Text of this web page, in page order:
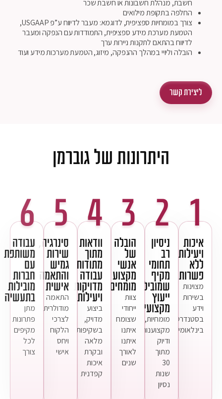
חשבת, מנהלת חשבונות או חשבת שכר
החלפה בתקופת מילואים
צורך במומחיות ספציפית, לדוגמא: מעבר לדיווח ע”פUSGAAP
,
הטמעת מערכת מידע ספציפית, התמודדות עם הנפקה ומעבר
לדיווח בהתאם לתקנות ניירות ערך
הובלה וליויי במהלך ההנפקה, מיזוג, הטמעת מערכות מידע ועוד
ליצירת קשר
היתרונות של גוברמן
1
איכות
ויעילות
ללא
פשרות
מצוינות
בשירות
וידע
בסטנדרט
בינלאומי
2
ניסיון
רב
תחומי
מקיף
שמוביל
ייעוץ
מקצועי
מומחיות,
מקצוענות
ודיוק
מתוך
30
שנות
נסיון
3
הובלה
של
אנשי
מקצוע
מומחים
צוות
ייחודי
שצומח
איתנו
איתנו
לאורך
שנים
4
וודאות
מתוך
מתודות
עבודה
מדויקות
ויעילות
ביצוע
מדויק,
בשקיפות
מלאה
ובקרת
איכות
קפדנית
5
סינרגיה,
שירות
גמיש
והתאמה
אישית
התאמה
מודולרית
לצרכי
הלקוח
ויחס
אישי
6
עבודה
משותפת
עם
חברות
מובילות
בתעשיה
מתן
פתרונות
מקיפים
לכל
צורך